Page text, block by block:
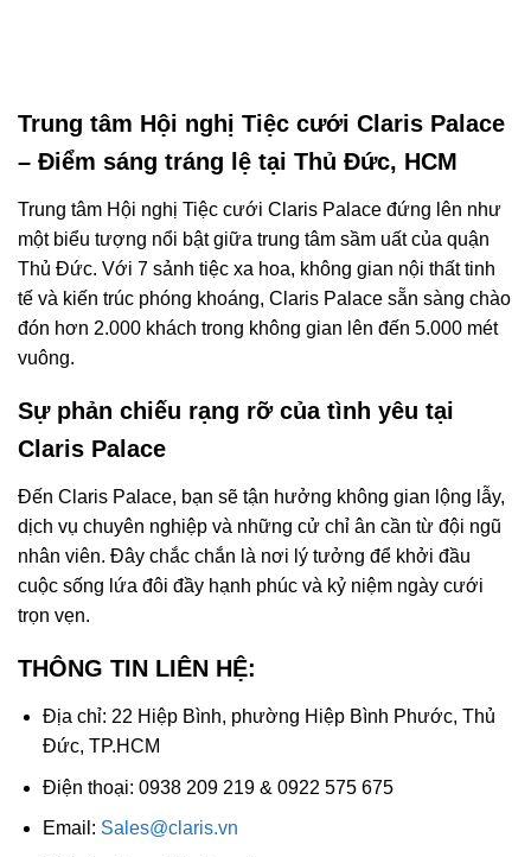
Trung tâm Hội nghị Tiệc cưới Claris Palace
– Điểm sáng tráng lệ tại Thủ Đức, HCM
Trung tâm Hội nghị Tiệc cưới Claris Palace đứng lên như
một biểu tượng nổi bật giữa trung tâm sầm uất của quận
Thủ Đức. Với 7 sảnh tiệc xa hoa, không gian nội thất tinh
tế và kiến trúc phóng khoáng, Claris Palace sẵn sàng chào
đón hơn 2.000 khách trong không gian lên đến 5.000 mét
vuông.
Sự phản chiếu rạng rỡ của tình yêu tại
Claris Palace
Đến Claris Palace, bạn sẽ tận hưởng không gian lộng lẫy,
dịch vụ chuyên nghiệp và những cử chỉ ân cần từ đội ngũ
nhân viên. Đây chắc chắn là nơi lý tưởng để khởi đầu
cuộc sống lứa đôi đầy hạnh phúc và kỷ niệm ngày cưới
trọn vẹn.
THÔNG TIN LIÊN HỆ:
Địa chỉ: 22 Hiệp Bình, phường Hiệp Bình Phước, Thủ
Đức, TP.HCM
Điện thoại: 0938 209 219 & 0922 575 675
Email: Sales@claris.vn